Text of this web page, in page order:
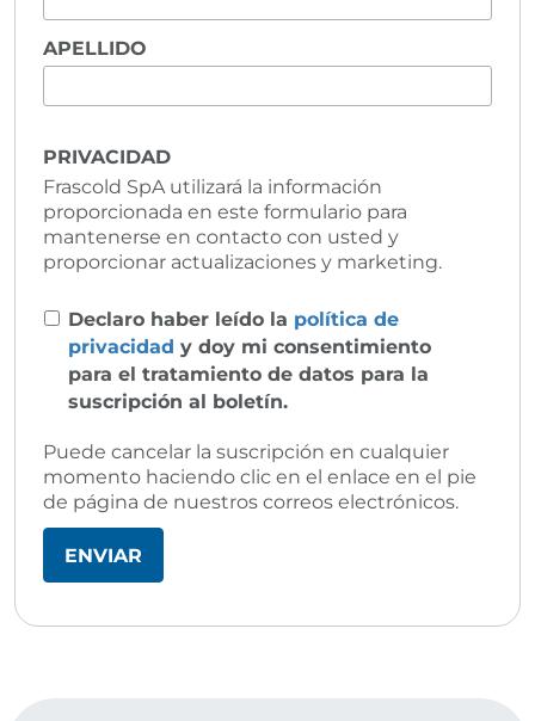
APELLIDO
PRIVACIDAD
Frascold SpA utilizará la información
proporcionada en este formulario para
mantenerse en contacto con usted y
proporcionar actualizaciones y marketing.
Declaro haber leído la política de
privacidad y doy mi consentimiento
para el tratamiento de datos para la
suscripción al boletín.
Puede cancelar la suscripción en cualquier
momento haciendo clic en el enlace en el pie
de página de nuestros correos electrónicos.